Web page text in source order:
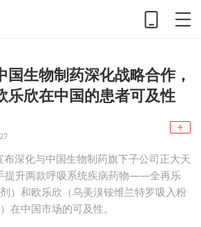
国生物制药深化战略合作，
乐欣在中国的患者可及性
布深化与中国生物制药旗下子公司正大天
提升两款呼吸系统疾病药物——全再乐
）和欧乐欣（乌美溴铵维兰特罗吸入粉
在中国市场的可及性。